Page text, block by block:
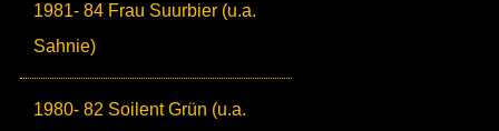
1981- 84 Frau Suurbier (u.a.
Sahnie)
1980- 82 Soilent Grün (u.a.